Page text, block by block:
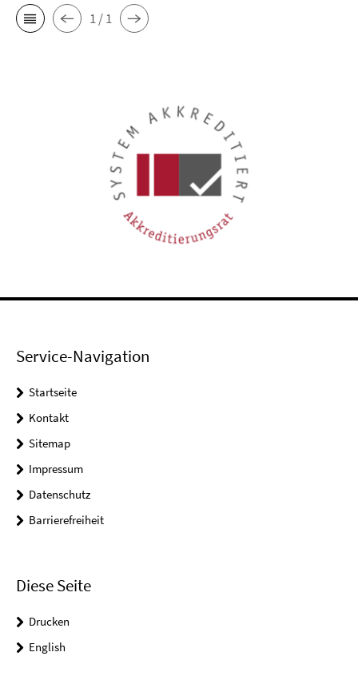
1 / 1
Service-Navigation
Startseite
Kontakt
Sitemap
Impressum
Datenschutz
Barrierefreiheit
Diese Seite
Drucken
English